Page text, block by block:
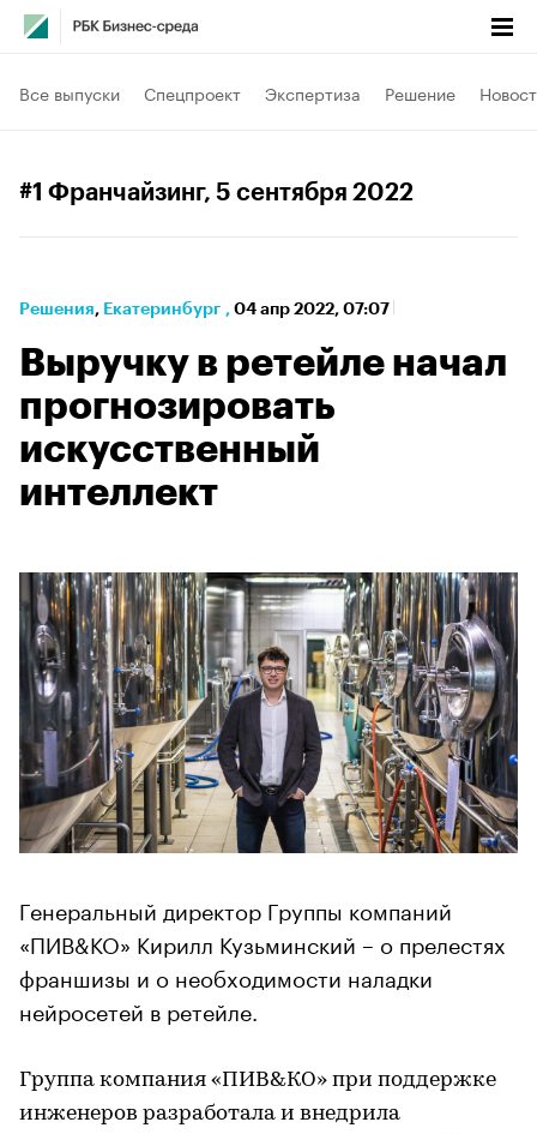
Все выпуски Спецпроект Экспертиза Решение
#1 Франчайзинг, 5 сентября 2022
Решения⁠, Екатеринбург , 04 апр 2022, 07:07
Выручку в ретейле начал
прогнозировать
искусственный
интеллект
Генеральный директор Группы компаний
«ПИВ&КО» Кирилл Кузьминский – о прелестях
франшизы и о необходимости наладки
нейросетей в ретейле.
Группа компания «ПИВ&КО» при поддержке
инженеров разработала и внедрила